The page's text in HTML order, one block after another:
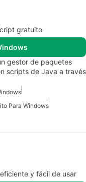
gratuito
gestor de paquetes
scripts de Java a través
Para Windows
y fácil de usar